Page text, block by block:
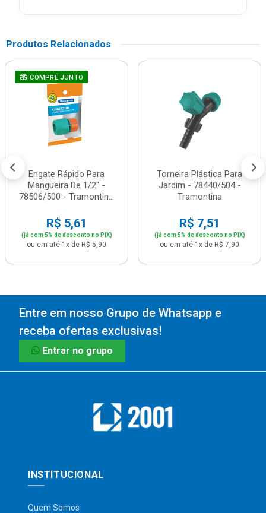
Produtos Relacionados
COMPRE JUNTO
Engate Rápido Para
Mangueira De 1/2" -
78506/500 - Tramontin...
R$ 5,61
(já com 5% de desconto no PIX)
ou em até 1x de R$ 5,90
Torneira Plástica Para
Jardim - 78440/504 -
Tramontina
R$ 7,51
(já com 5% de desconto no PIX)
ou em até 1x de R$ 7,90
Entre em nosso Grupo de Whatsapp e
receba ofertas exclusivas!
Entrar no grupo
INSTITUCIONAL
Quem Somos